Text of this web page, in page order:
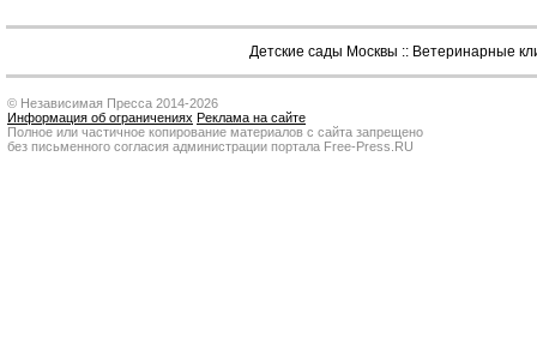
Детские сады Москвы :: Ветеринарные
© Независимая Пресса 2014-2026
Информация об ограничениях Реклама на сайте
Полное или частичное копирование материалов с сайта запрещено
без письменного согласия администрации портала Free-Press.RU